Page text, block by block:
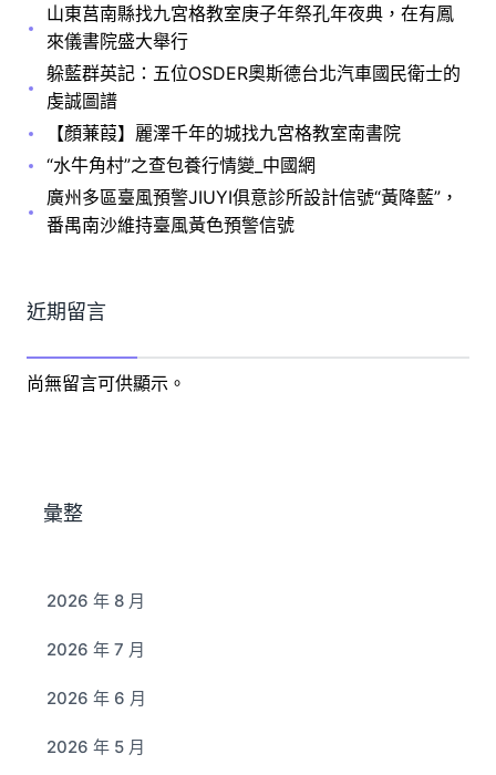
山東莒南縣找九宮格教室庚子年祭孔年夜典，在有鳳
來儀書院盛大舉行
躲藍群英記：五位OSDER奧斯德台北汽車國民衛士的
虔誠圖譜
【顏蒹葭】麗澤千年的城找九宮格教室南書院
“水牛角村”之查包養行情變_中國網
廣州多區臺風預警JIUYI俱意診所設計信號“黃降藍”，
番禺南沙維持臺風黃色預警信號
近期留言
尚無留言可供顯示。
彙整
2026 年 8 月
2026 年 7 月
2026 年 6 月
2026 年 5 月